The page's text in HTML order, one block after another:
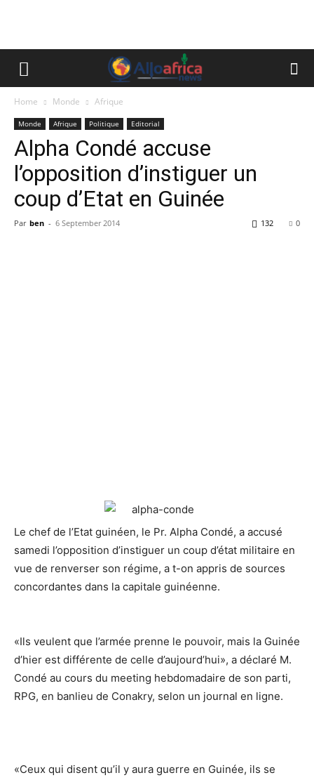
Home Monde Afrique
Monde Afrique Politique Editorial
Alpha Condé accuse
l’opposition d’instiguer un
coup d’Etat en Guinée
Par ben - 6 September 2014 0
132
Le chef de l’Etat guinéen, le Pr. Alpha Condé, a accusé
samedi l’opposition d’instiguer un coup d’état militaire en
vue de renverser son régime, a t-on appris de sources
concordantes dans la capitale guinéenne.
«Ils veulent que l’armée prenne le pouvoir, mais la Guinée
d’hier est différente de celle d’aujourd’hui», a déclaré M.
Condé au cours du meeting hebdomadaire de son parti,
RPG, en banlieu de Conakry, selon un journal en ligne.
«Ceux qui disent qu’il y aura guerre en Guinée, ils se